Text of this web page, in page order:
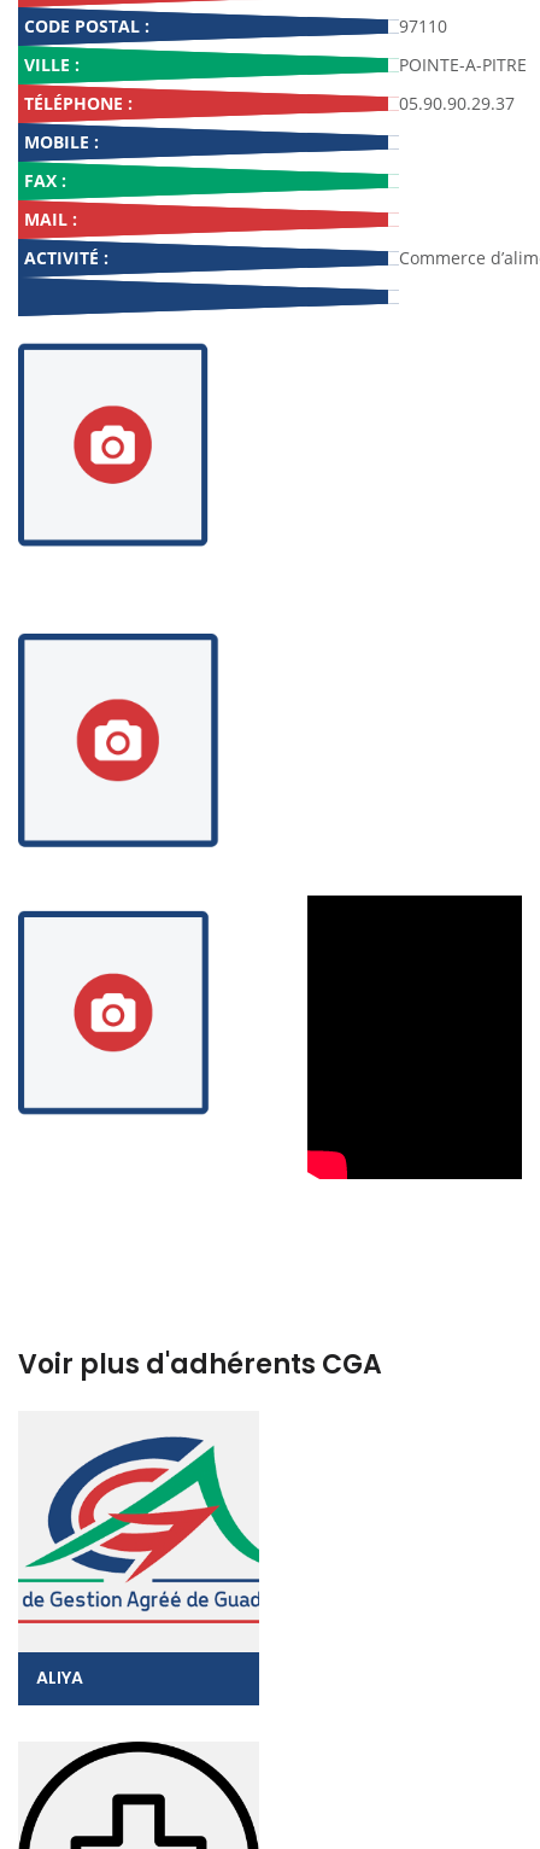
CODE POSTAL :
97110
VILLE :
POINTE-A-PITRE
TÉLÉPHONE :
05.90.90.29.37
MOBILE :
FAX :
MAIL :
ACTIVITÉ :
Commerce
Voir plus d'adhérents CGA
ALIYA